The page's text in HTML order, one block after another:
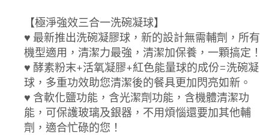
【極淨強效三合一洗碗凝球】
♥ 最新推出洗碗凝膠球，新的設計無需輔劑，所有
機型適用，清潔力最強，清潔加保養，一顆搞定！
♥ 酵素粉末+活氧凝膠+紅色能量球的成份=洗碗凝
球，多重功效助您清潔後的餐具更加閃亮如新。
♥ 含軟化鹽功能，含光潔劑功能，含機體清潔功
能，可保護玻璃及銀器，不用煩惱還要加其他輔
劑，適合忙碌的您！